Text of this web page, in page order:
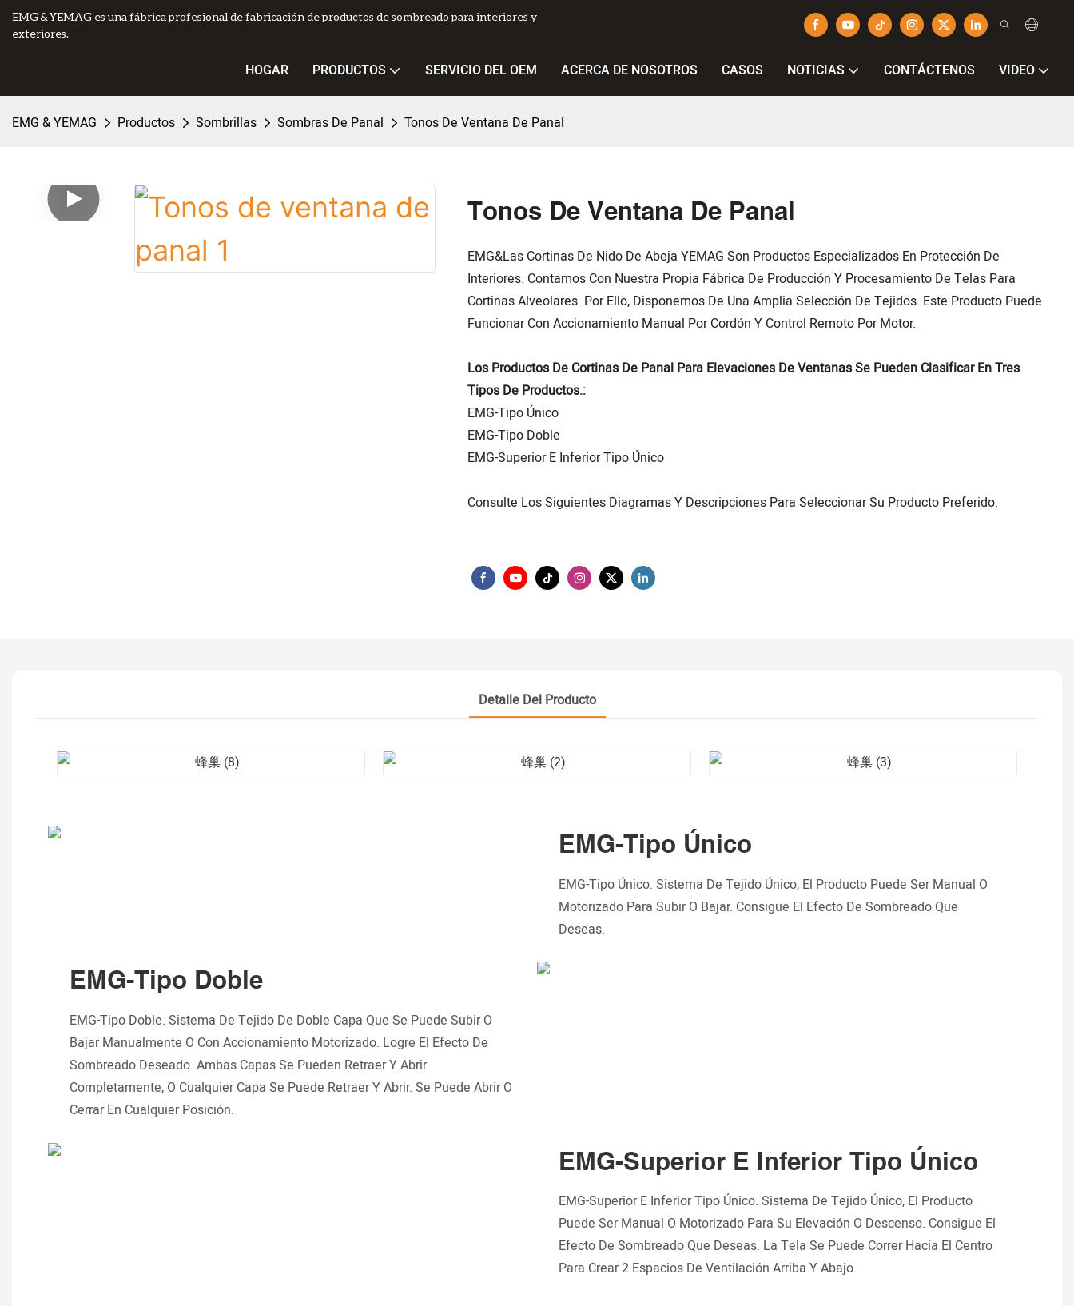
EMG & YEMAG es una fábrica profesional de fabricación de productos de sombreado para interiores y
exteriores.
HOGAR PRODUCTOS SERVICIO DEL OEM ACERCA DE NOSOTROS CASOS NOTICIAS CONTÁCTENOS VIDEO
EMG & YEMAG Productos Sombrillas Sombras De Panal Tonos De Ventana De Panal
Tonos De Ventana De Panal
EMG&Las Cortinas De Nido De Abeja YEMAG Son Productos Especializados En Protección De
Interiores. Contamos Con Nuestra Propia Fábrica De Producción Y Procesamiento De Telas Para
Cortinas Alveolares. Por Ello, Disponemos De Una Amplia Selección De Tejidos. Este Producto Puede
Funcionar Con Accionamiento Manual Por Cordón Y Control Remoto Por Motor.
Los Productos De Cortinas De Panal Para Elevaciones De Ventanas Se Pueden Clasificar En Tres
Tipos De Productos.:
EMG-Tipo Único
EMG-Tipo Doble
EMG-Superior E Inferior Tipo Único
Consulte Los Siguientes Diagramas Y Descripciones Para Seleccionar Su Producto Preferido.
Detalle Del Producto
EMG-Tipo Único
EMG-Tipo Único. Sistema De Tejido Único, El Producto Puede Ser Manual O
Motorizado Para Subir O Bajar. Consigue El Efecto De Sombreado Que
Deseas.
EMG-Tipo Doble
EMG-Tipo Doble. Sistema De Tejido De Doble Capa Que Se Puede Subir O
Bajar Manualmente O Con Accionamiento Motorizado. Logre El Efecto De
Sombreado Deseado. Ambas Capas Se Pueden Retraer Y Abrir
Completamente, O Cualquier Capa Se Puede Retraer Y Abrir. Se Puede Abrir O
Cerrar En Cualquier Posición.
EMG-Superior E Inferior Tipo Único
EMG-Superior E Inferior Tipo Único. Sistema De Tejido Único, El Producto
Puede Ser Manual O Motorizado Para Su Elevación O Descenso. Consigue El
Efecto De Sombreado Que Deseas. La Tela Se Puede Correr Hacia El Centro
Para Crear 2 Espacios De Ventilación Arriba Y Abajo.